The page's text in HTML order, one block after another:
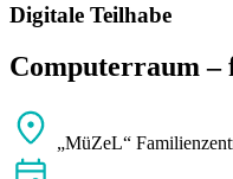
Digitale Teilhabe
Computerraum
„MüZeL“